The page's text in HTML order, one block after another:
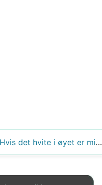
Iridologi - Hvis det hvite i øyet er misfarget, hva betyr det?